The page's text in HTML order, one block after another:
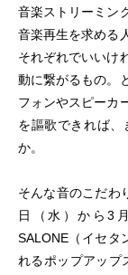
音楽ストリーミン
音楽再生を求める
それぞれでいいけ
動に繋がるもの。
フォンやスピーカ
を謳歌できれば、
か。
そんな音のこだわ
日（水）から3
SALONE（イセタ
れるポップアップ